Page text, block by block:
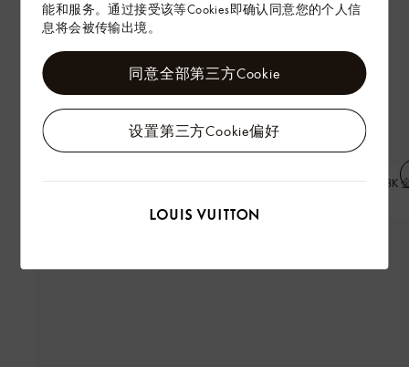
能和服务。通过接受该等Cookies即确认同意您的个人信
息将会被传输出境。
设置第三方Cookie偏好
同意全部第三方Cookie
COLOR BLOSSOM MINI STAR 戒指
COLOR BLOSSOM BB STAR 18K